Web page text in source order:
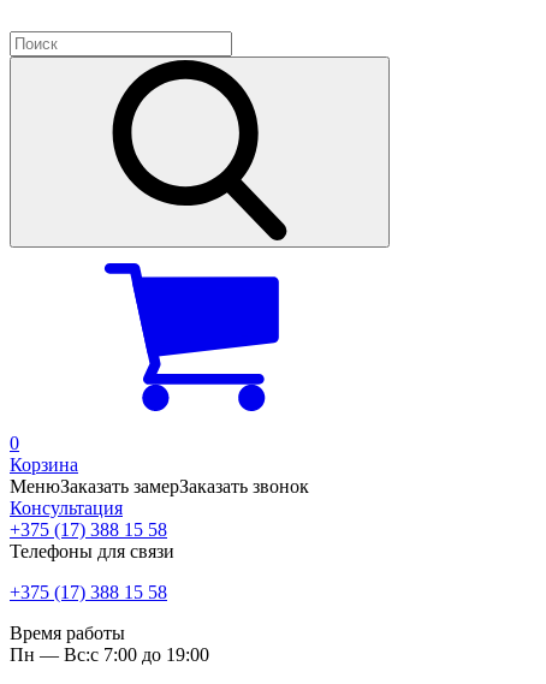
0
Корзина
МенюЗаказать замерЗаказать звонок
Консультация
+375 (17) 388 15 58
Телефоны для связи
+375 (17) 388 15 58
Время работы
Пн — Вс:с 7:00 до 19:00